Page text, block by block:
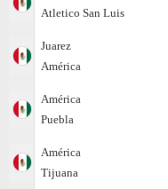
Atlеtico San Luis
Juаrez
América
América
Puebla
América
Tijuana